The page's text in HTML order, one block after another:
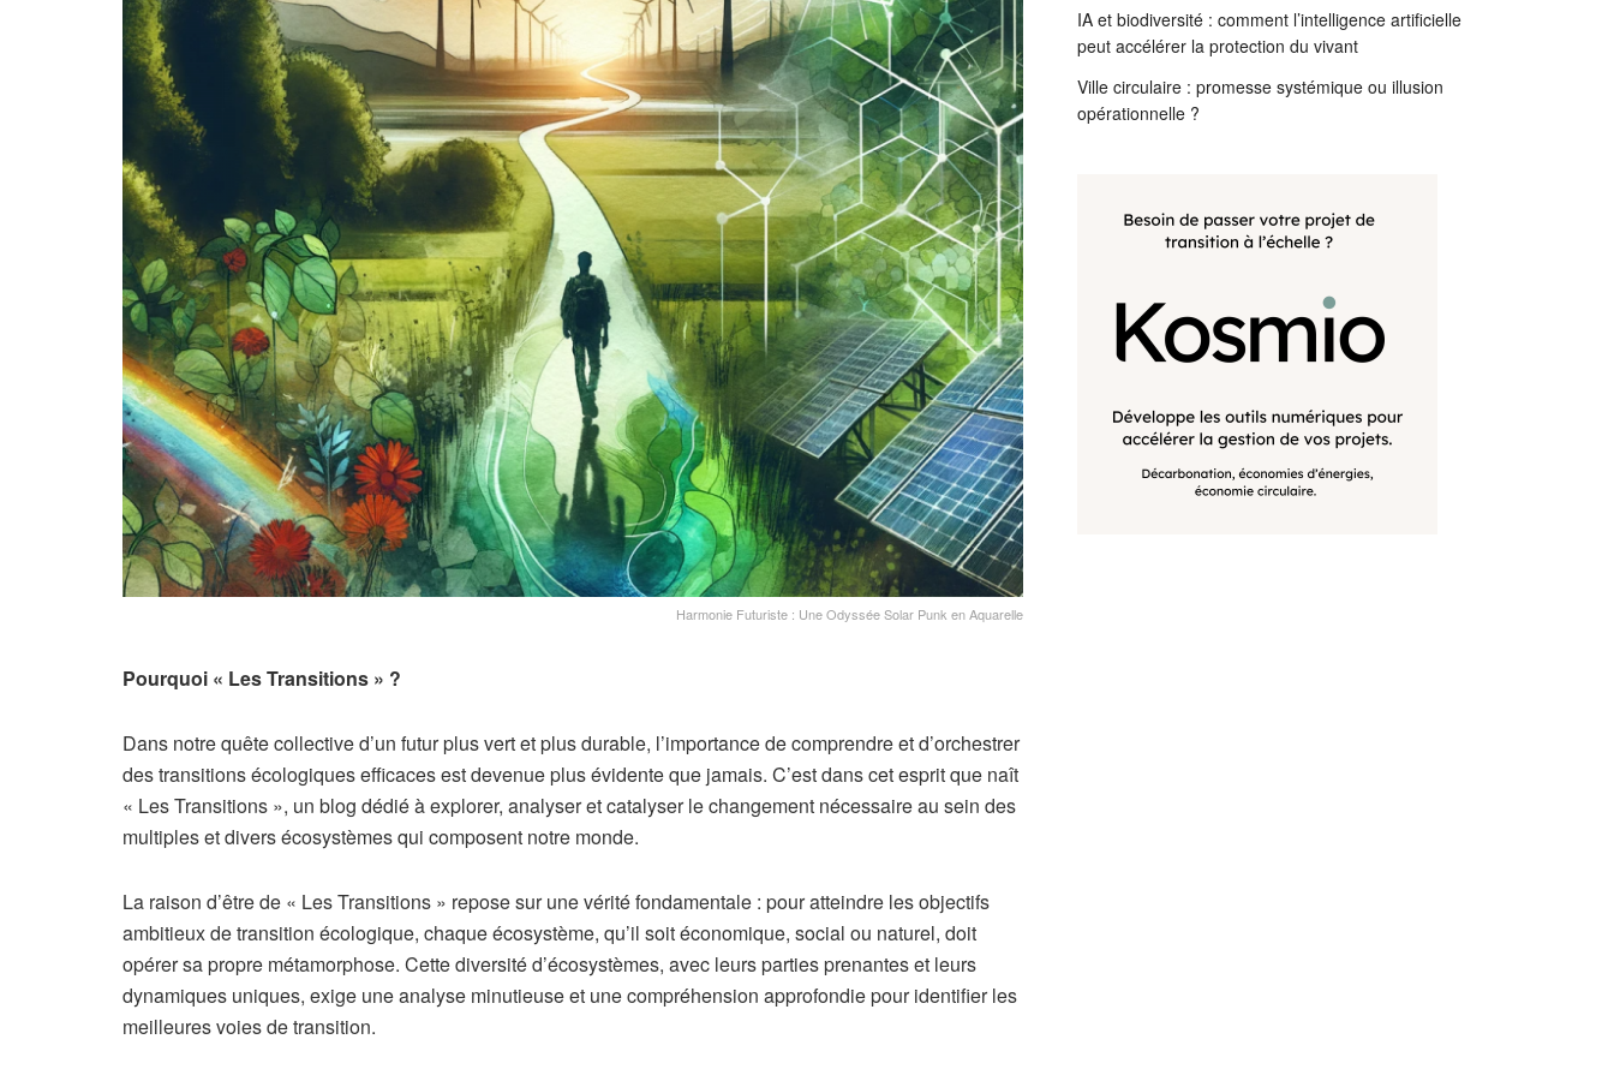
Harmonie Futuriste : Une Odyssée Solar Punk en Aquarelle
Pourquoi « Les Transitions » ?
Dans notre quête collective d’un futur plus vert et plus durable, l’importance de comprendre et d’orchestrer
des transitions écologiques efficaces est devenue plus évidente que jamais. C’est dans cet esprit que naît
« Les Transitions », un blog dédié à explorer, analyser et catalyser le changement nécessaire au sein des
multiples et divers écosystèmes qui composent notre monde.
La raison d’être de « Les Transitions » repose sur une vérité fondamentale : pour atteindre les objectifs
ambitieux de transition écologique, chaque écosystème, qu’il soit économique, social ou naturel, doit
opérer sa propre métamorphose. Cette diversité d’écosystèmes, avec leurs parties prenantes et leurs
dynamiques uniques, exige une analyse minutieuse et une compréhension approfondie pour identifier les
meilleures voies de transition.
IA et biodiversité : comment l’intelligence artificielle
peut accélérer la protection du vivant
Ville circulaire : promesse systémique ou illusion
opérationnelle ?